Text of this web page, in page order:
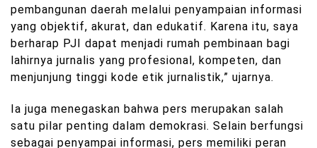
pembangunan daerah melalui penyampaian informasi
yang objektif, akurat, dan edukatif. Karena itu, saya
berharap PJI dapat menjadi rumah pembinaan bagi
lahirnya jurnalis yang profesional, kompeten, dan
menjunjung tinggi kode etik jurnalistik,” ujarnya.
Ia juga menegaskan bahwa pers merupakan salah
satu pilar penting dalam demokrasi. Selain berfungsi
sebagai penyampai informasi, pers memiliki peran